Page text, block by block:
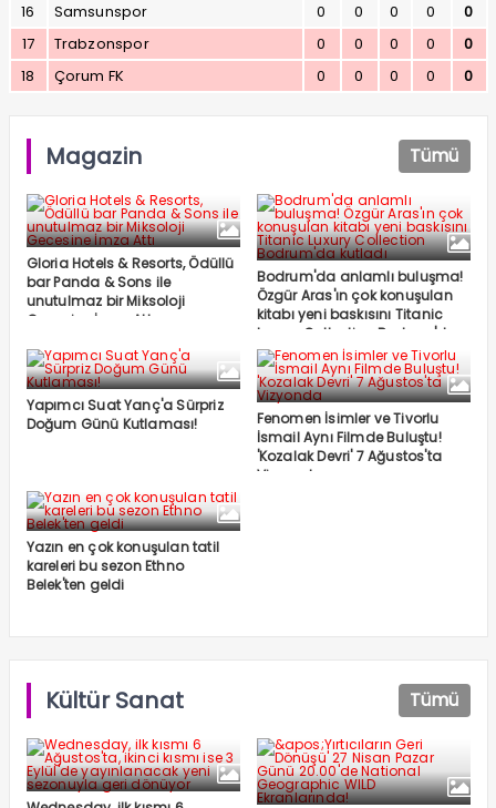
16
Samsunspor 0 0 0 0
0
17
Trabzonspor 0 0 0 0
0
18
Çorum FK 0 0 0 0 0
Magazin Tümü
Gloria Hotels & Resorts, Ödüllü
bar Panda & Sons ile
unutulmaz bir Miksoloji
Gecesine İmza Attı
Bodrum'da anlamlı buluşma!
Özgür Aras'ın çok konuşulan
kitabı yeni baskısını Titanic
Luxury Collection Bodrum'da
kutladı
Yapımcı Suat Yanç'a Sürpriz
Doğum Günü Kutlaması!
Fenomen İsimler ve Tivorlu
İsmail Aynı Filmde Buluştu!
'Kozalak Devri' 7 Ağustos'ta
Vizyonda
Yazın en çok konuşulan tatil
kareleri bu sezon Ethno
Belek'ten geldi
Kültür Sanat Tümü